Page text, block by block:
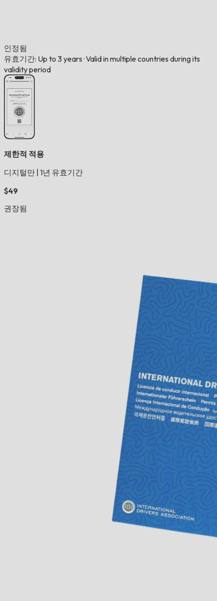
인정됨
유효기간: Up to 3 years ·Valid in multiple countries during its
validity period
제한적 적용
디지털만 1년 유효기간
$49
권장됨